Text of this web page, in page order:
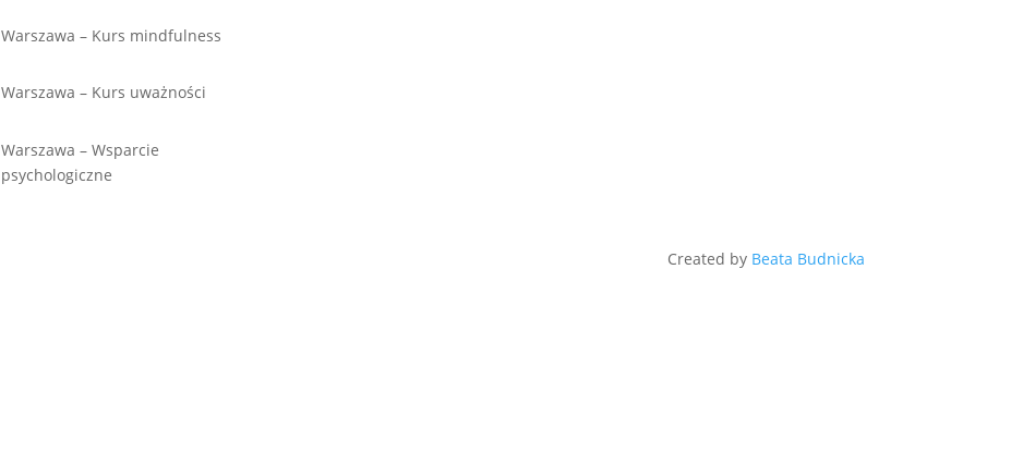
Warszawa – Kurs mindfulness
Warszawa – Kurs uważności
Warszawa – Wsparcie
psychologiczne
Created by Beata Budnicka